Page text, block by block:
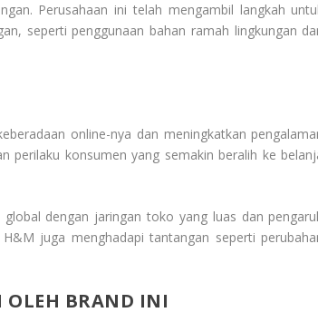
Perusahaan ini telah mengambil langkah
seperti penggunaan bahan ramah lingkungan
online-nya dan meningkatkan
perilaku konsumen yang semakin beralih ke
dengan jaringan toko yang luas dan
juga menghadapi tantangan seperti
OLEH BRAND INI